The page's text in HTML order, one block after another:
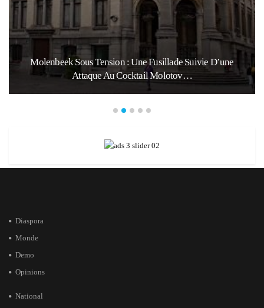
Molenbeek Sous Tension : Une Fusillade Suivie D’une
Attaque Au Cocktail Molotov…
Diaspora
Monde
Demo
Opinions
National